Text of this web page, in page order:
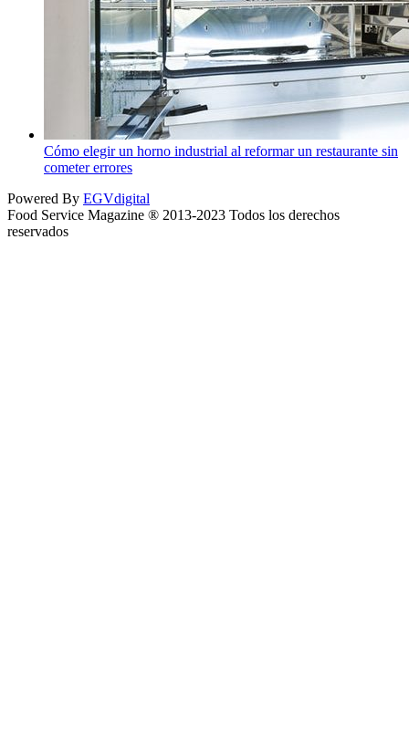
Cómo elegir un horno industrial al reformar un restaurante sin
cometer errores
Powered By EGVdigital
Food Service Magazine ® 2013-2023 Todos los derechos
reservados